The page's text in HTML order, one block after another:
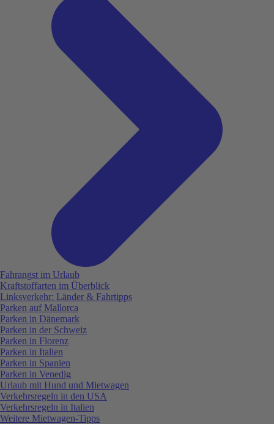
Fahrangst im Urlaub
Kraftstoffarten im Überblick
Linksverkehr: Länder & Fahrtipps
Parken auf Mallorca
Parken in Dänemark
Parken in der Schweiz
Parken in Florenz
Parken in Italien
Parken in Spanien
Parken in Venedig
Urlaub mit Hund und Mietwagen
Verkehrsregeln in den USA
Verkehrsregeln in Italien
Weitere Mietwagen-Tipps